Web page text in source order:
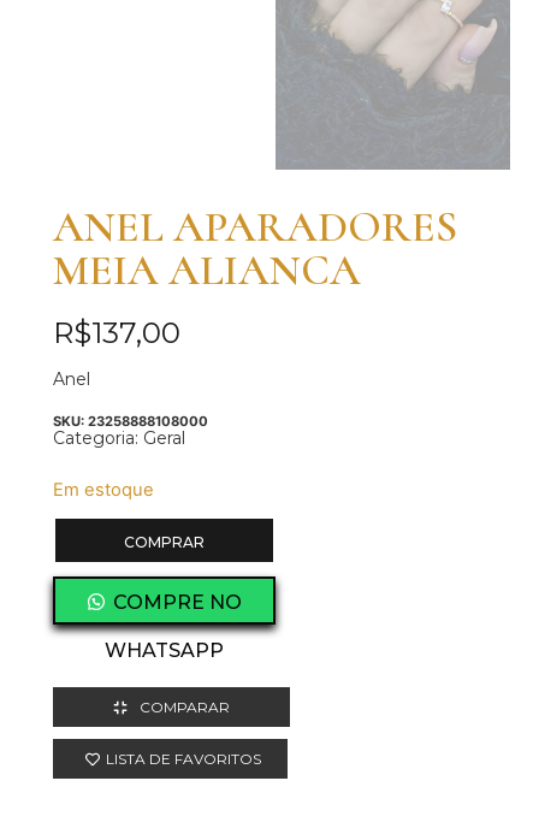
ANEL APARADORES
MEIA ALIANCA
R$137,00
Anel
SKU: 23258888108000
Categoria: Geral
Em estoque
COMPRAR
COMPRE NO
WHATSAPP
COMPARAR
LISTA DE FAVORITOS